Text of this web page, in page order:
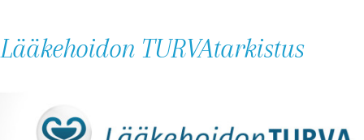
Lääkehoidon TURVAtarkistus